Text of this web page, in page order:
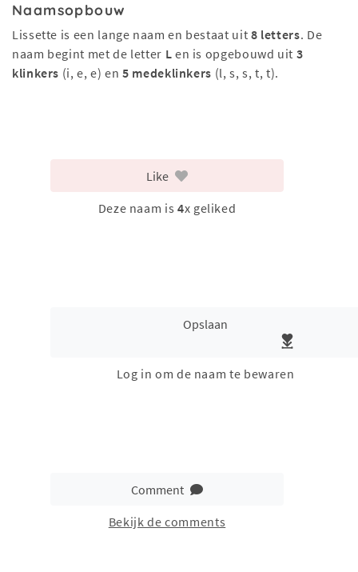
Naamsopbouw
Lissette is een lange naam en bestaat uit 8 letters. De
naam begint met de letter L en is opgebouwd uit 3
klinkers (i, e, e) en5 medeklinkers (l, s, s, t, t).
Like
Deze naam is 4x geliked
Opslaan
Log in om de naam te bewaren
Comment
Bekijk de comments